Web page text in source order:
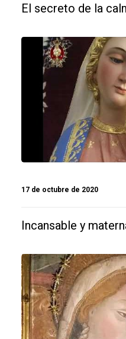
El secreto de la
17 de octubre de 2020
Incansable y